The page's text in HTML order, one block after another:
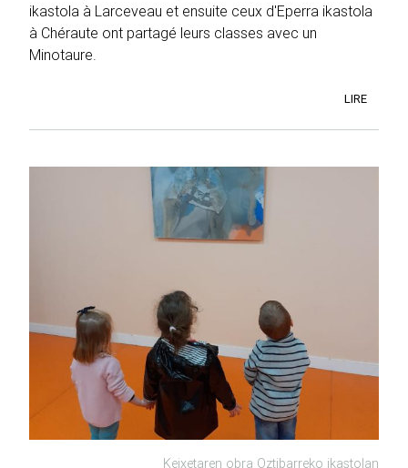
ikastola à Larceveau et ensuite ceux d'Eperra ikastola
à Chéraute ont partagé leurs classes avec un
Minotaure.
LIRE
Keixetaren obra Oztibarreko ikastolan